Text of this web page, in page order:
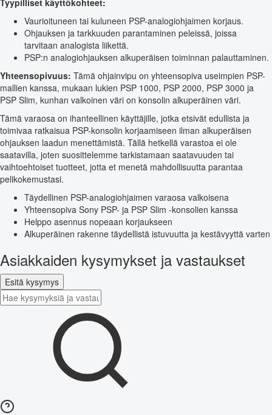
Vaurioituneen tai kuluneen PSP-analogiohjaimen korjaus.
Ohjauksen ja tarkkuuden parantaminen peleissä, joissa
tarvitaan analogista liikettä.
PSP:n analogiohjauksen alkuperäisen toiminnan palauttaminen.
Yhteensopivuus: Tämä ohjainvipu on yhteensopiva useimpien PSP-
mallien kanssa, mukaan lukien PSP 1000, PSP 2000, PSP 3000 ja
PSP Slim, kunhan valkoinen väri on konsolin alkuperäinen väri.
Tämä varaosa on ihanteellinen käyttäjille, jotka etsivät edullista ja
toimivaa ratkaisua PSP-konsolin korjaamiseen ilman alkuperäisen
ohjauksen laadun menettämistä. Tällä hetkellä varastoa ei ole
saatavilla, joten suosittelemme tarkistamaan saatavuuden tai
vaihtoehtoiset tuotteet, jotta et menetä mahdollisuutta parantaa
pelikokemustasi.
Täydellinen PSP-analogiohjaimen varaosa valkoisena
Yhteensopiva Sony PSP- ja PSP Slim -konsolien kanssa
Helppo asennus nopeaan korjaukseen
Alkuperäinen rakenne täydellistä istuvuutta ja kestävyyttä varten
Asiakkaiden kysymykset ja vastaukset
Esitä kysymys